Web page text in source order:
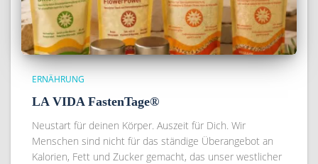
ERNÄHRUNG
LA VIDA FastenTage®
Neustart für deinen Körper. Auszeit für Dich. Wir
Menschen sind nicht für das ständige Überangebot an
Kalorien, Fett und Zucker gemacht, das unser westlicher